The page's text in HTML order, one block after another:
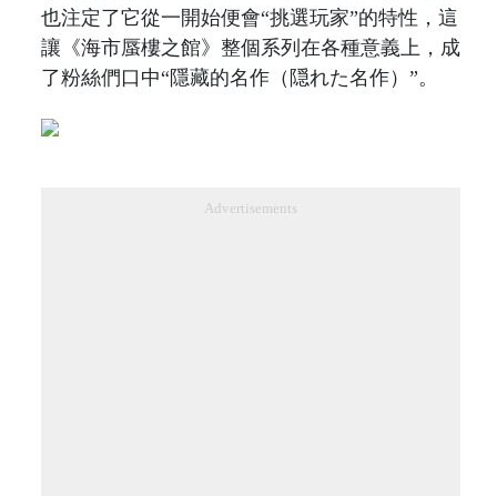
也注定了它從一開始便會“挑選玩家”的特性，這
讓《海市蜃樓之館》整個系列在各種意義上，成
了粉絲們口中“隱藏的名作（隠れた名作）”。
Advertisements